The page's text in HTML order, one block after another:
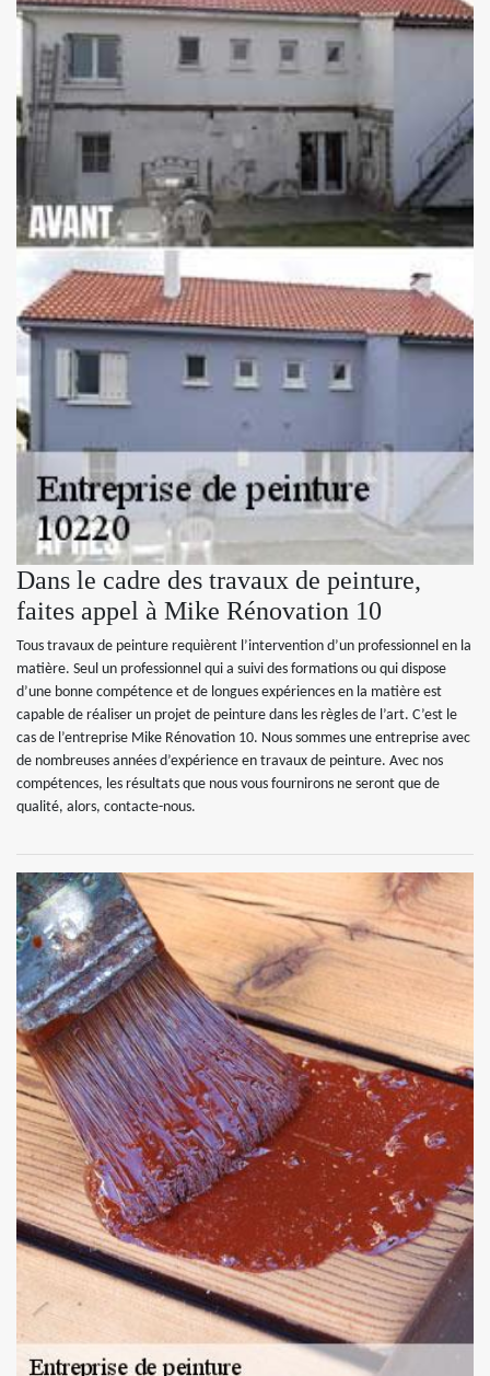
Dans le cadre des travaux de peinture,
faites appel à Mike Rénovation 10
Tous travaux de peinture requièrent l’intervention d’un professionnel en la
matière. Seul un professionnel qui a suivi des formations ou qui dispose
d’une bonne compétence et de longues expériences en la matière est
capable de réaliser un projet de peinture dans les règles de l’art. C’est le
cas de l’entreprise Mike Rénovation 10. Nous sommes une entreprise avec
de nombreuses années d’expérience en travaux de peinture. Avec nos
compétences, les résultats que nous vous fournirons ne seront que de
qualité, alors, contacte-nous.